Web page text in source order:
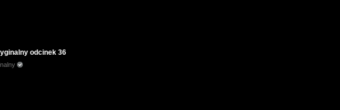
odcinek 36